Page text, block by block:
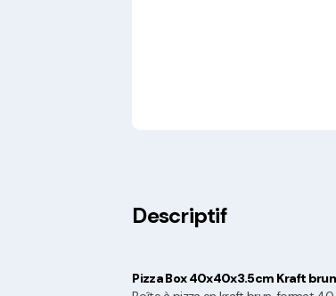
Descriptif
Pizza Box 40x40x3.5cm Kraft brun